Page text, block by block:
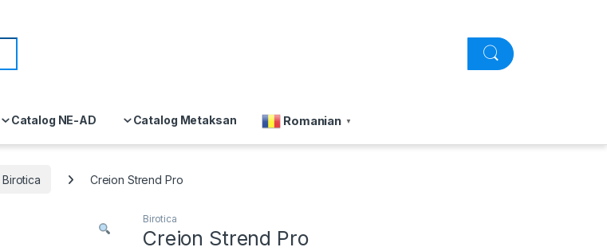
Catalog NE-AD Catalog Metaksan Romanian ▼
Birotica Creion Strend Pro
Birotica
Creion Strend Pro